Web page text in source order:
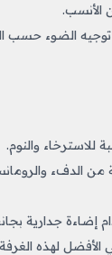
الأنسب.
الضوء حسب
للاسترخاء والنوم.
من الدفء
جدارية بجانب
الأفضل لهذه